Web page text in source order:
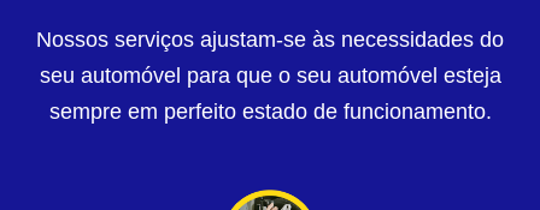
Nossos serviços ajustam-se às necessidades do
seu automóvel para que o seu automóvel esteja
sempre em perfeito estado de funcionamento.